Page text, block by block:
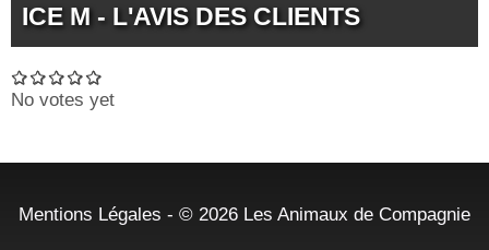
ICE M - L'AVIS DES CLIENTS
No votes yet
Mentions Légales - © 2026 Les Animaux de Compagnie